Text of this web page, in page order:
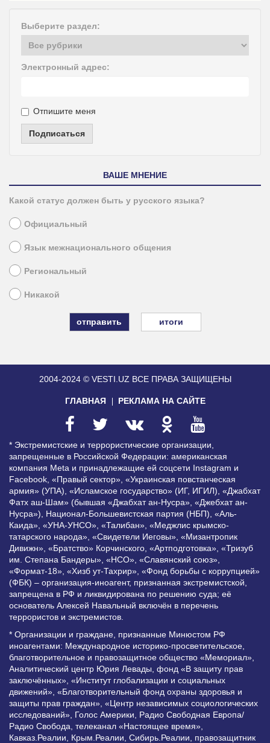
Выберите раздел:
Электронный адрес:
Отпишите меня
Подписаться
ВАШЕ МНЕНИЕ
Какой статус должен быть у русского языка?
Официальный
Язык межнационального общения
Региональный
Никакой
итоги
2004-2024 © VESTI.UZ ВСЕ ПРАВА ЗАЩИЩЕНЫ
ГЛАВНАЯ РЕКЛАМА НА САЙТЕ
* Экстремистские и террористические организации,
запрещенные в Российской Федерации: американская
компания Meta и принадлежащие ей соцсети Instagram и
Facebook, «Правый сектор», «Украинская повстанческая
армия» (УПА), «Исламское государство» (ИГ, ИГИЛ), «Джабхат
Фатх аш-Шам» (бывшая «Джабхат ан-Нусра», «Джебхат ан-
Нусра»), Национал-Большевистская партия (НБП), «Аль-
Каида», «УНА-УНСО», «Талибан», «Меджлис крымско-
татарского народа», «Свидетели Иеговы», «Мизантропик
Дивижн», «Братство» Корчинского, «Артподготовка», «Тризуб
им. Степана Бандеры», «НСО», «Славянский союз»,
«Формат-18», «Хизб ут-Тахрир», «Фонд борьбы с коррупцией»
(ФБК) – организация-иноагент, признанная экстремистской,
запрещена в РФ и ликвидирована по решению суда; её
основатель Алексей Навальный включён в перечень
террористов и экстремистов.
* Организации и граждане, признанные Минюстом РФ
иноагентами: Международное историко-просветительское,
благотворительное и правозащитное общество «Мемориал»,
Аналитический центр Юрия Левады, фонд «В защиту прав
заключённых», «Институт глобализации и социальных
движений», «Благотворительный фонд охраны здоровья и
защиты прав граждан», «Центр независимых социологических
исследований», Голос Америки, Радио Свободная Европа/
Радио Свобода, телеканал «Настоящее время»,
Кавказ.Реалии, Крым.Реалии, Сибирь.Реалии, правозащитник